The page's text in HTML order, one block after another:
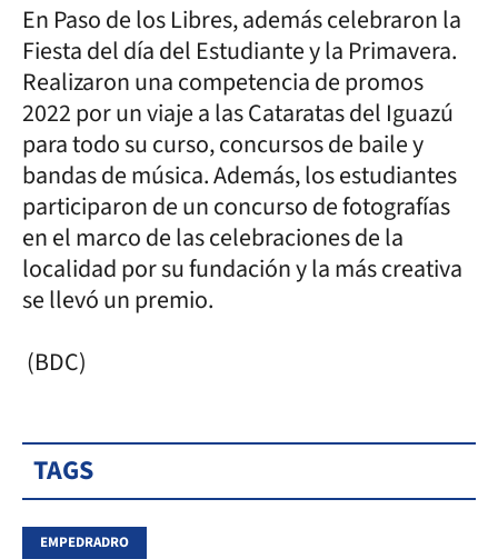
En Paso de los Libres, además celebraron la
Fiesta del día del Estudiante y la Primavera.
Realizaron una competencia de promos
2022 por un viaje a las Cataratas del Iguazú
para todo su curso, concursos de baile y
bandas de música. Además, los estudiantes
participaron de un concurso de fotografías
en el marco de las celebraciones de la
localidad por su fundación y la más creativa
se llevó un premio.
(BDC)
TAGS
EMPEDRADRO